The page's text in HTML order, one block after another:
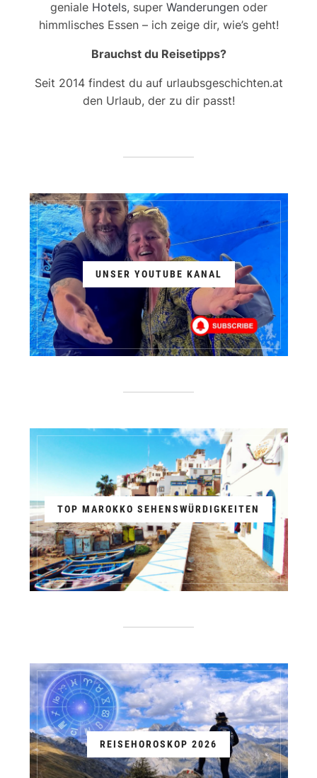
geniale Hotels, super Wanderungenoder
himmlisches Essen – ich zeige dir, wie’s geht!
Brauchst du Reisetipps?
Seit 2014 findest du auf urlaubsgeschichten.at
den Urlaub, der zu dir passt!
UNSER YOUTUBE KANAL
TOP MAROKKO SEHENSWÜRDIGKEITEN
REISEHOROSKOP 2026